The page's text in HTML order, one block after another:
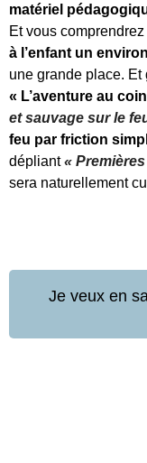
matériel
Et vous
à l’enfant un
une grande place. Et
« L’aventure au
et sauvage sur le
feu par friction
dépliant«
sera naturellement
Je veux en